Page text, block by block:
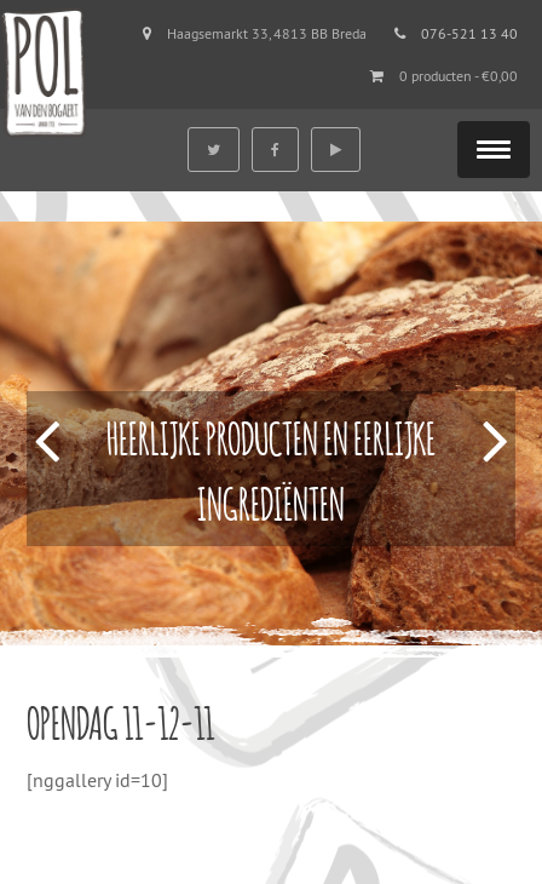
Haagsemarkt 33, 4813 BB Breda 076-521 13 40
0 producten -€0,00
HEERLIJKE PRODUCTEN EN EERLIJKE
INGREDIËNTEN
OPENDAG 11-12-11
[nggallery id=10]